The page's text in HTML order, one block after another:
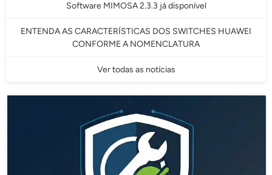
Software MIMOSA 2.3.3 já disponível
ENTENDA AS CARACTERÍSTICAS DOS SWITCHES HUAWEI
CONFORME A NOMENCLATURA
Ver todas as notícias